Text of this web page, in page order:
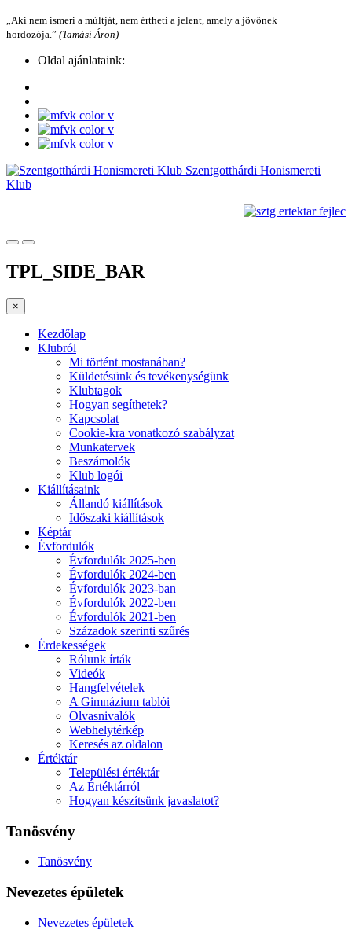
„Aki nem ismeri a múltját, nem értheti a jelent, amely a jövőnek
hordozója.” (Tamási Áron)
Oldal ajánlataink:
Szentgotthárdi Honismereti
Klub
TPL_SIDE_BAR
×
Kezdőlap
Klubról
Mi történt mostanában?
Küldetésünk és tevékenységünk
Klubtagok
Hogyan segíthetek?
Kapcsolat
Cookie-kra vonatkozó szabályzat
Munkatervek
Beszámolók
Klub logói
Kiállításaink
Állandó kiállítások
Időszaki kiállítások
Képtár
Évfordulók
Évfordulók 2025-ben
Évfordulók 2024-ben
Évfordulók 2023-ban
Évfordulók 2022-ben
Évfordulók 2021-ben
Századok szerinti szűrés
Érdekességek
Rólunk írták
Videók
Hangfelvételek
A Gimnázium tablói
Olvasnivalók
Webhelytérkép
Keresés az oldalon
Értéktár
Települési értéktár
Az Értéktárról
Hogyan készítsünk javaslatot?
Tanösvény
Tanösvény
Nevezetes épületek
Nevezetes épületek